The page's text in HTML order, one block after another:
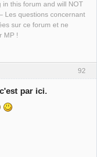
this forum and will NOT
Les questions concernant
sur ce forum et ne
MP !
92
par ici.